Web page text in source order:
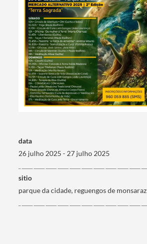
Filtros
data
26 julho 2025 - 27 julho 2025
sitio
parque da cidade, reguengos de monsaraz